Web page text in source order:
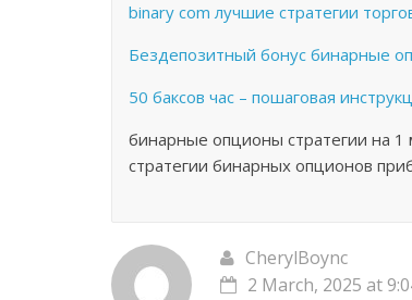
binary com лучшие стратегии
Бездепозитный бонус бинарные
50 баксов час – пошаговая
бинарные опционы стратегии на 1
стратегии бинарных опционов
CherylBoync
2 March, 2025 at